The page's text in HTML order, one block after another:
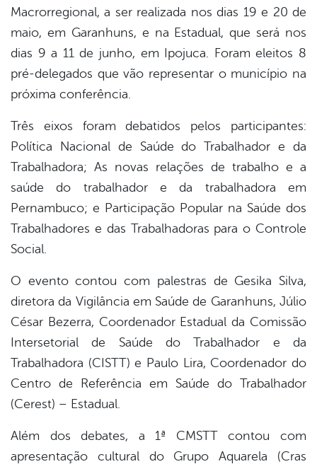
Macrorregional, a ser realizada nos dias 19 e 20 de
maio, em Garanhuns, e na Estadual, que será nos
dias 9 a 11 de junho, em Ipojuca. Foram eleitos 8
pré-delegados que vão representar o município na
próxima conferência.
Três eixos foram debatidos pelos participantes:
Política Nacional de Saúde do Trabalhador e da
Trabalhadora; As novas relações de trabalho e a
saúde do trabalhador e da trabalhadora em
Pernambuco; e Participação Popular na Saúde dos
Trabalhadores e das Trabalhadoras para o Controle
Social.
O evento contou com palestras de Gesika Silva,
diretora da Vigilância em Saúde de Garanhuns, Júlio
César Bezerra, Coordenador Estadual da Comissão
Intersetorial de Saúde do Trabalhador e da
Trabalhadora (CISTT) e Paulo Lira, Coordenador do
Centro de Referência em Saúde do Trabalhador
(Cerest) – Estadual.
Além dos debates, a 1ª CMSTT contou com
apresentação cultural do Grupo Aquarela (Cras